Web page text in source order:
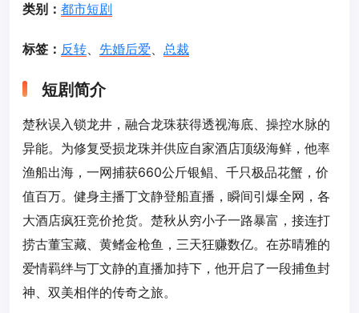
类别： 都市短剧
标签： 反转、 先婚后爱、 总裁
短剧简介
楚秋误入锁龙井，融合龙珠获得透视海底、操控水脉的
异能。为修复受损龙珠并供应自家酒店顶级海鲜，他率
渔船出海，一网捕获660公斤银鲳、千只极品花蟹，价
值百万。健身主播丁文静登船直播，瞬间引爆全网，各
大酒店疯狂竞价抢货。楚秋从穷小子一路暴富，接连打
捞古董宝藏、黄鳍金枪鱼，三天狂赚数亿。在苏晴雅的
爱情羁绊与丁文静的直播加持下，他开启了一段捕鱼封
神、双美相伴的传奇之旅。